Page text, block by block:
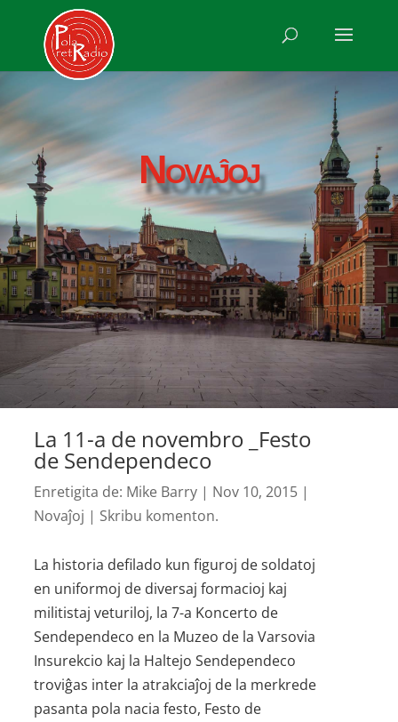
Novaĵoj
La 11-a de novembro _Festo
de Sendependeco
Enretigita de: Mike Barry | Nov 10, 2015 |
Novaĵoj | Skribu komenton.
La historia defilado kun figuroj de soldatoj
en uniformoj de diversaj formacioj kaj
militistaj veturiloj, la 7-a Koncerto de
Sendependeco en la Muzeo de la Varsovia
Insurekcio kaj la Haltejo Sendependeco
troviĝas inter la atrakciaĵoj de la merkrede
pasanta pola nacia festo, Festo de